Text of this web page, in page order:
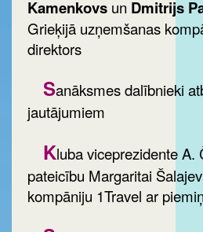
Kamenkovs un Dmitrijs
Grieķijā uzņemšanas
direktors
Sanāksmes dalībnieki
jautājumiem
Kluba viceprezidente A.
pateicību Margaritai
kompāniju 1Travel ar